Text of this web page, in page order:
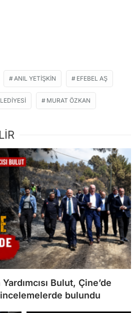
ANIL YETIŞKIN EFEBEL AŞ
MURAT ÖZKAN
Bulut, Çine’de
bulundu